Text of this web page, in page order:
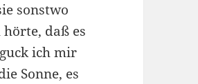
sonstwo
daß es
ich mir
Sonne, es